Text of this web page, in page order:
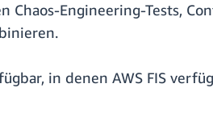
Engineering-Tests,
in denen AWS FIS